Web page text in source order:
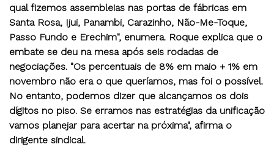
qual fizemos assembleias nas portas de fábricas em
Santa Rosa, Ijui, Panambi, Carazinho, Não-Me-Toque,
Passo Fundo e Erechim", enumera. Roque explica que o
embate se deu na mesa após seis rodadas de
negociações. "Os percentuais de 8% em maio + 1% em
novembro não era o que queríamos, mas foi o possível.
No entanto, podemos dizer que alcançamos os dois
dígitos no piso. Se erramos nas estratégias da unificação
vamos planejar para acertar na próxima", afirma o
dirigente sindical.